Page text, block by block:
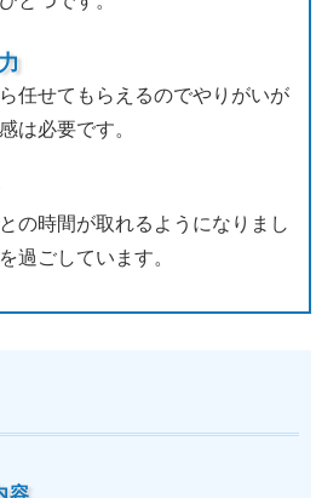
任せてもらえるのでやりがいが
は必要です。
の時間が取れるようになりまし
過ごしています。
容